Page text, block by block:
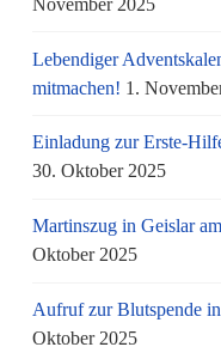
Lebendiger
mitmachen! 1.
Einladung zur Erste-
30. Oktober 2025
Martinszug in Geislar
Oktober 2025
Aufruf zur Blutspende
Oktober 2025